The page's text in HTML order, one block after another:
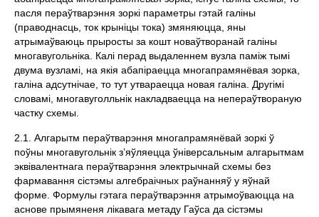
пасля пераўтварэння зоркi параметры гэтай галiны
(праводнасць, ток крынiцы тока) змяняюцца, яны
атрымаўваюць прыросты за кошт новаўтворанай галiны
многавугольнiка. Калi перад выдаленнем вузла памiж тымi
двума вузламi, на якiя абапiраецца многапрамянёвая зорка,
галiна адсутнiчае, то тут утвараецца новая галiна. Другiмi
словамi, многавуголльнiк накладваецца на непераўтвораную
частку схемы.
2.1. Алгарытм пераўтварэння многапрамянёвай зоркi ў
поўны многавугольнiк з’яўляецца ўнiверсальным алгарытмам
эквiвалентнага пераўтварэння электрычнай схемы без
фармавання сiстэмы алгебраiчных раўнанняў у яўнай
форме. Формулы гэтага пераўтварэння атрымоўваюцца на
аснове прымяненя лiкавага метаду Гаўса да сiстэмы